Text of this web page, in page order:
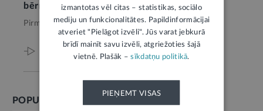
bērnu strīda gadījumā
1
Pirms 2 mēnešiem, Tieslietas
Viss par šo tēmu
POPULĀRĀKĀS TĒMAS
izmantotas vēl citas – statistikas, sociālo
mediju un funkcionalitātes. Papildinformācijai
atveriet "Pielāgot izvēli". Jūs varat jebkurā
brīdī mainīt savu izvēli, atgriežoties šajā
vietnē. Plašāk –sīkdatņu politikā.
PIEŅEMT VISAS